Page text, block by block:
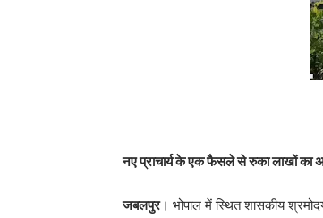
नए प्राचार्य के एक फैसले से रुका लाखों का
जबलपुर। भोपाल में स्थित शासकीय